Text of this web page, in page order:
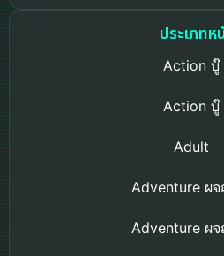
ประเภทห
Action บู๊
Action บู๊
Adult
Adventure ผ
Adventure ผ